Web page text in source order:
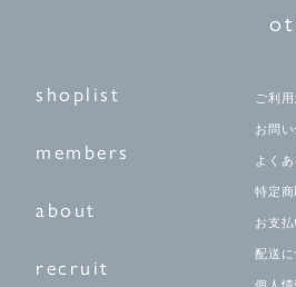
shoplist
members
about
recruit
ご利
お問
よく
特定
お支
配送に